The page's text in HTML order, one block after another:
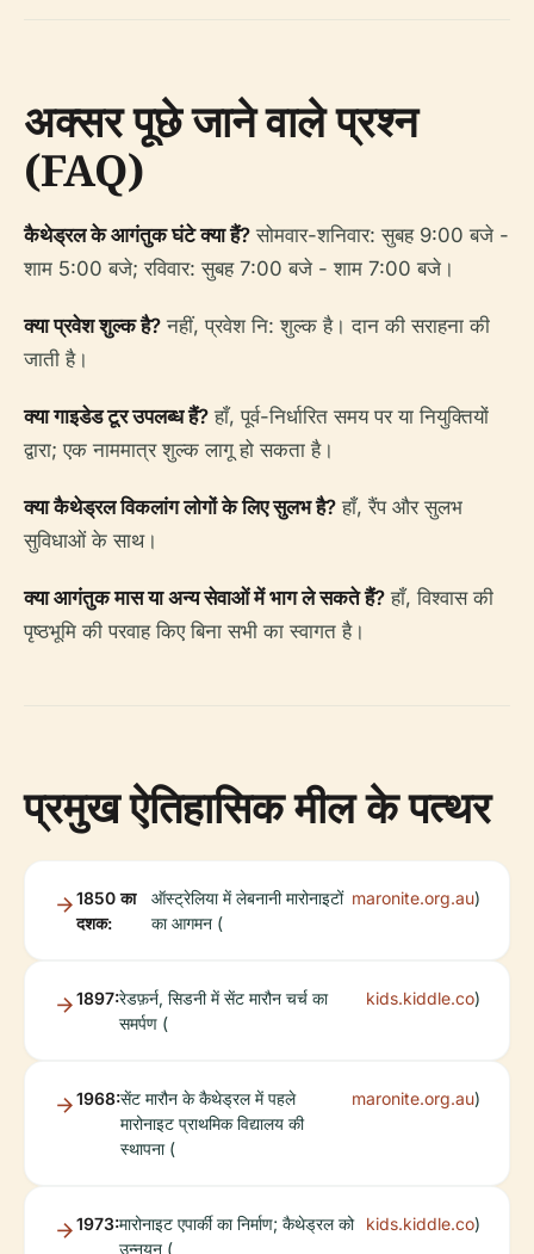
अक्सर पूछे जाने वाले प्रश्न
(FAQ)
कैथेड्रल के आगंतुक घंटे क्या हैं? सोमवार-शनिवार: सुबह 9:00 बजे -
शाम 5:00 बजे; रविवार: सुबह 7:00 बजे - शाम 7:00 बजे।
क्या प्रवेश शुल्क है? नहीं, प्रवेश नि: शुल्क है। दान की सराहना की
जाती है।
क्या गाइडेड टूर उपलब्ध हैं? हाँ, पूर्व-निर्धारित समय पर या नियुक्तियों
द्वारा; एक नाममात्र शुल्क लागू हो सकता है।
क्या कैथेड्रल विकलांग लोगों के लिए सुलभ है? हाँ, रैंप और सुलभ
सुविधाओं के साथ।
क्या आगंतुक मास या अन्य सेवाओं में भाग ले सकते हैं? हाँ, विश्वास की
पृष्ठभूमि की परवाह किए बिना सभी का स्वागत है।
प्रमुख ऐतिहासिक मील के पत्थर
1850 का
दशक:
ऑस्ट्रेलिया में लेबनानी मारोनाइटों
का आगमन (
maronite.org.au)
1897:रेडफ़र्न, सिडनी में सेंट मारौन चर्च का
समर्पण (
kids.kiddle.co)
1968:सेंट मारौन के कैथेड्रल में पहले
मारोनाइट प्राथमिक विद्यालय की
स्थापना (
maronite.org.au)
1973:मारोनाइट एपार्की का निर्माण; कैथेड्रल को
उन्नयन (
kids.kiddle.co)